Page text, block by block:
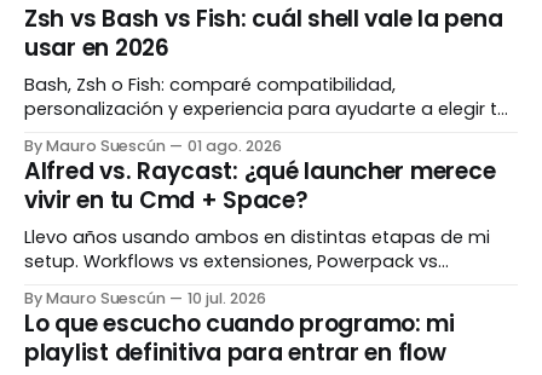
Zsh vs Bash vs Fish: cuál shell vale la pena
usar en 2026
Bash, Zsh o Fish: comparé compatibilidad,
personalización y experiencia para ayudarte a elegir tu
By Mauro Suescún 01 ago. 2026
Alfred vs. Raycast: ¿qué launcher merece
vivir en tu Cmd + Space?
Llevo años usando ambos en distintas etapas de mi
setup. Workflows vs extensiones, Powerpack vs
cuál gana según tu flujo de trabajo real — sin vender
humo.
By Mauro Suescún 10 jul. 2026
Lo que escucho cuando programo: mi
playlist definitiva para entrar en flow